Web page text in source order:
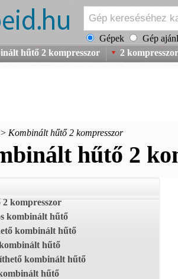
Gépek
Gép
hűtő 2 kompresszor 2
Kombinált hűtő 2 kompresszor
hűtő 2
kompresszor
kombinált hűtő
kombinált hűtő
hűtő
kombinált hűtő
hűtő